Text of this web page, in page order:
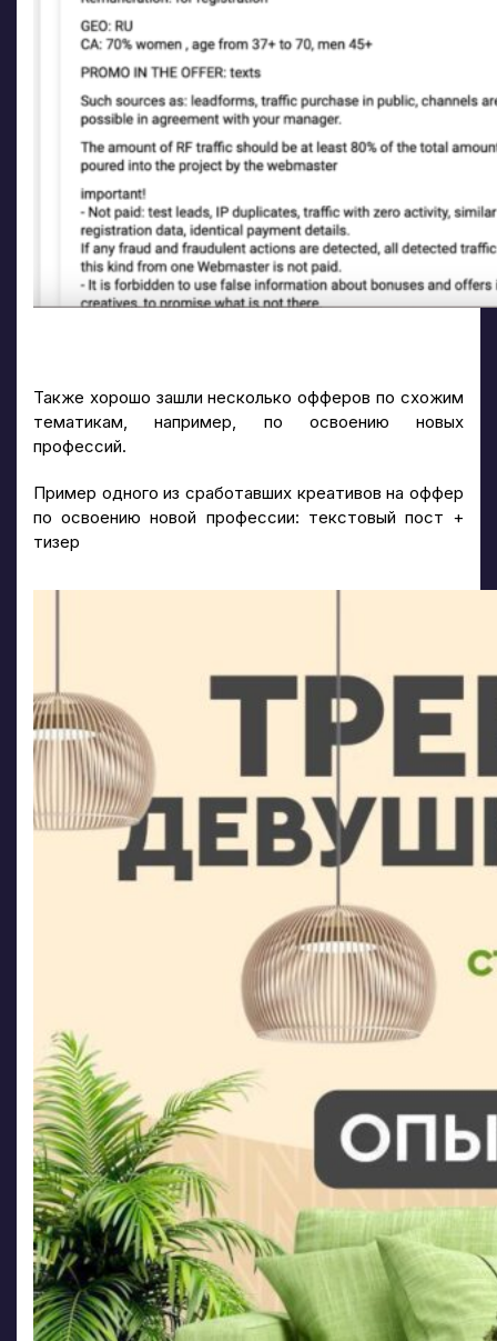
Также хорошо зашли несколько офферов по схожим
тематикам, например, по освоению новых
профессий.
Пример одного из сработавших креативов на оффер
по освоению новой профессии: текстовый пост +
тизер